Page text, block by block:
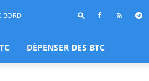
BORD
DÉPENSER DES BTC